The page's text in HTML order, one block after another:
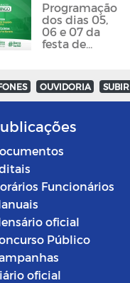
Programação
dos dias 05,
06 e 07 da
festa de
foram
divulgadas
OUVIDORIA SUBIR
Funcionários
oficial
Público
oficial